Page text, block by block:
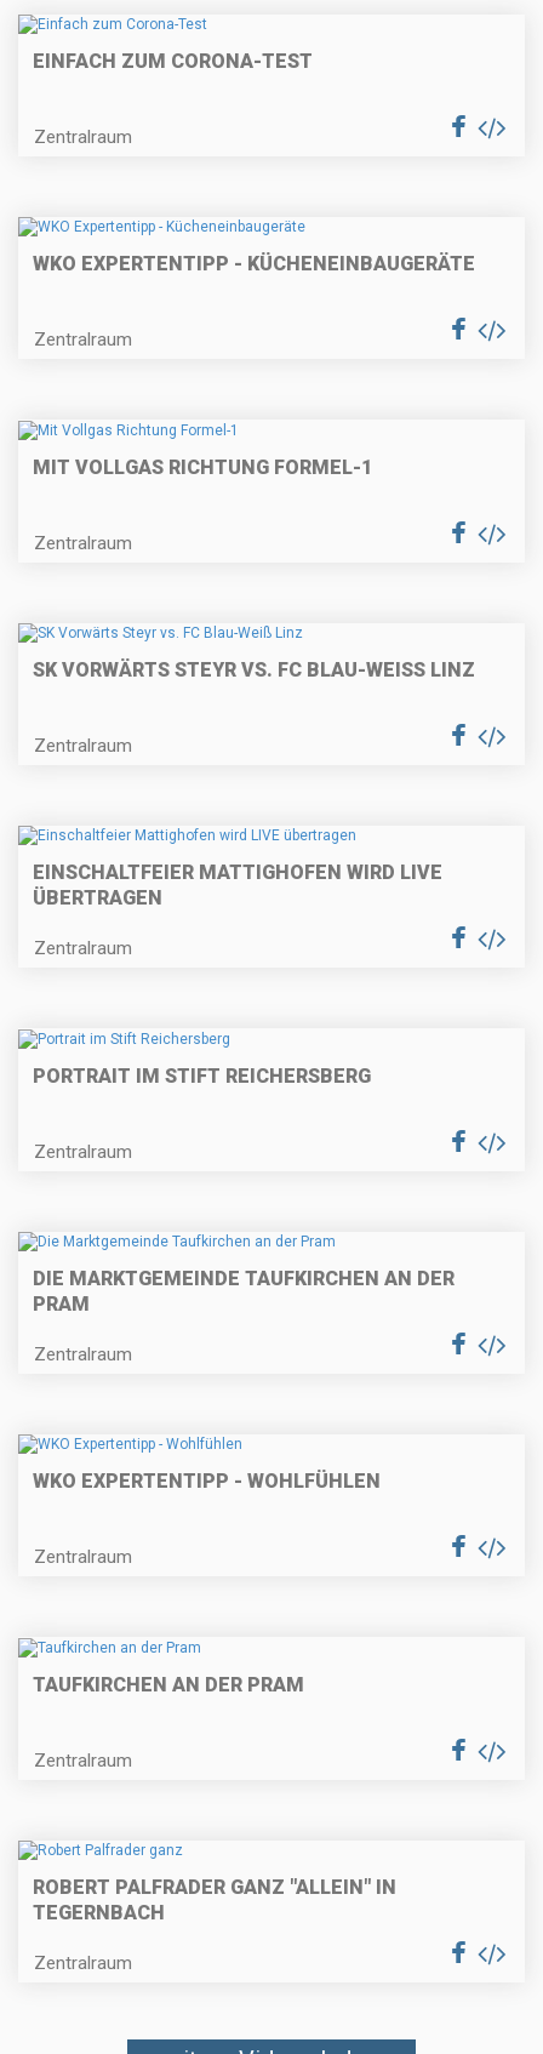
EINFACH ZUM CORONA-TEST
Zentralraum
WKO EXPERTENTIPP - KÜCHENEINBAUGERÄTE
Zentralraum
MIT VOLLGAS RICHTUNG FORMEL-1
Zentralraum
SK VORWÄRTS STEYR VS. FC BLAU-WEISS LINZ
Zentralraum
EINSCHALTFEIER MATTIGHOFEN WIRD LIVE
ÜBERTRAGEN
Zentralraum
PORTRAIT IM STIFT REICHERSBERG
Zentralraum
DIE MARKTGEMEINDE TAUFKIRCHEN AN DER
PRAM
Zentralraum
WKO EXPERTENTIPP - WOHLFÜHLEN
Zentralraum
TAUFKIRCHEN AN DER PRAM
Zentralraum
ROBERT PALFRADER GANZ "ALLEIN" IN
TEGERNBACH
Zentralraum